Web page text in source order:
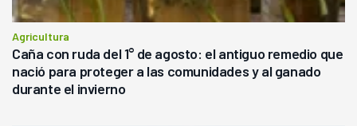
Agricultura
Caña con ruda del 1° de agosto: el antiguo remedio que
nació para proteger a las comunidades y al ganado
durante el invierno